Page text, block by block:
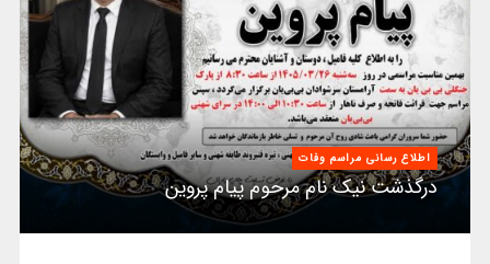
اطلاع رسانی مراسم وفات
درگذشت نیک نام مرحوم پیام پروین